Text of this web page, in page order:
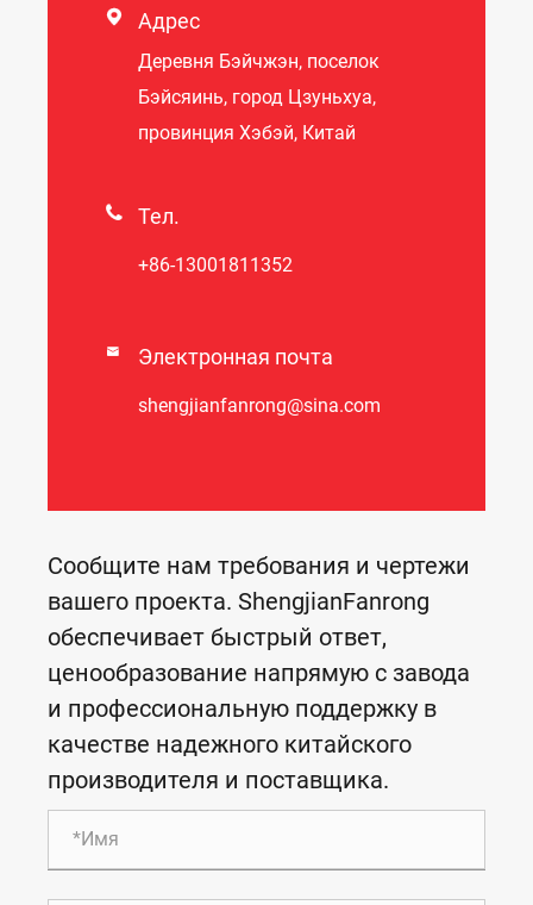
 Адрес
Деревня Бэйчжэн, поселок
Бэйсяинь, город Цзуньхуа,
провинция Хэбэй, Китай
 Тел.
+86-13001811352
 Электронная почта
shengjianfanrong@sina.com
Сообщите нам требования и чертежи
вашего проекта. ShengjianFanrong
обеспечивает быстрый ответ,
ценообразование напрямую с завода
и профессиональную поддержку в
качестве надежного китайского
производителя и поставщика.